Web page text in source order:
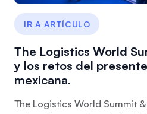
IR A ARTÍCULO
The Logistics World
y los retos del
mexicana.
The Logistics World Summit